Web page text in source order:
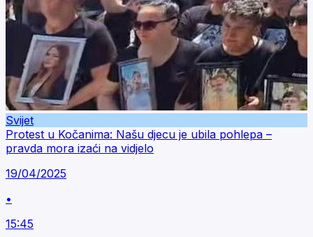
Svijet
Protest u Kočanima: Našu djecu je ubila pohlepa –
pravda mora izaći na vidjelo
19/04/2025
•
15:45